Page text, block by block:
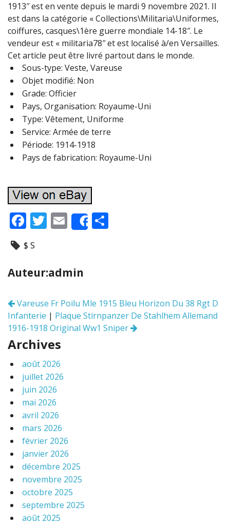
1913″ est en vente depuis le mardi 9 novembre 2021. Il
est dans la catégorie « Collections\Militaria\Uniformes,
coiffures, casques\1ère guerre mondiale 14-18″. Le
vendeur est « militaria78″ et est localisé à/en Versailles.
Cet article peut être livré partout dans le monde.
Sous-type: Veste, Vareuse
Objet modifié: Non
Grade: Officier
Pays, Organisation: Royaume-Uni
Type: Vêtement, Uniforme
Service: Armée de terre
Période: 1914-1918
Pays de fabrication: Royaume-Uni
F
ac
e
b
o
k
T
er
E
m
l
Share
$ S
Auteur:admin
Navigation
des
articles
Vareuse Fr Poilu Mle 1915 Bleu Horizon Du 38 Rgt D
Infanterie | Plaque Stirnpanzer De Stahlhem Allemand
1916-1918 Original Ww1 Sniper
Archives
août 2026
juillet 2026
juin 2026
mai 2026
avril 2026
mars 2026
février 2026
janvier 2026
décembre 2025
novembre 2025
octobre 2025
septembre 2025
août 2025